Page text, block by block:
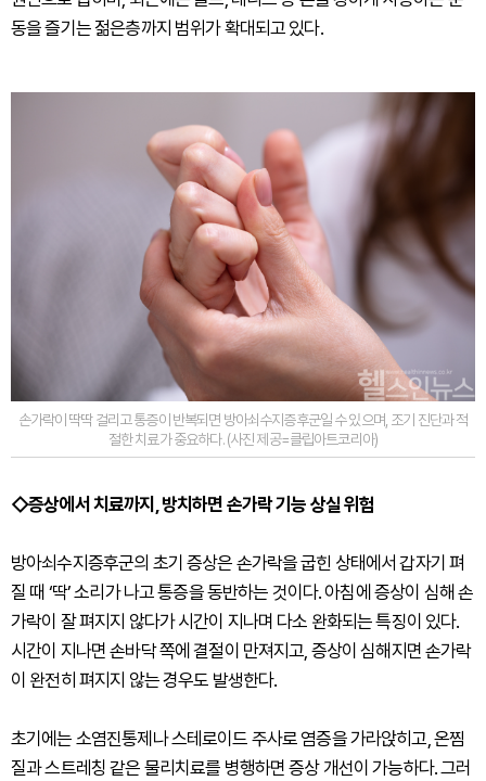
동을 즐기는 젊은층까지 범위가 확대되고 있다.
손가락이 딱딱 걸리고 통증이 반복되면 방아쇠수지증후군일 수 있으며, 조기 진단과 적
절한 치료가 중요하다. (사진 제공=클립아트코리아)
◇증상에서 치료까지, 방치하면 손가락 기능 상실 위험
방아쇠수지증후군의 초기 증상은 손가락을 굽힌 상태에서 갑자기 펴
질 때 ‘딱’ 소리가 나고 통증을 동반하는 것이다. 아침에 증상이 심해 손
가락이 잘 펴지지 않다가 시간이 지나며 다소 완화되는 특징이 있다.
시간이 지나면 손바닥 쪽에 결절이 만져지고, 증상이 심해지면 손가락
이 완전히 펴지지 않는 경우도 발생한다.
초기에는 소염진통제나 스테로이드 주사로 염증을 가라앉히고, 온찜
질과 스트레칭 같은 물리치료를 병행하면 증상 개선이 가능하다. 그러